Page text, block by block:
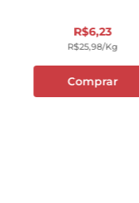
R$6,23
R$25,98/kg
Comprar